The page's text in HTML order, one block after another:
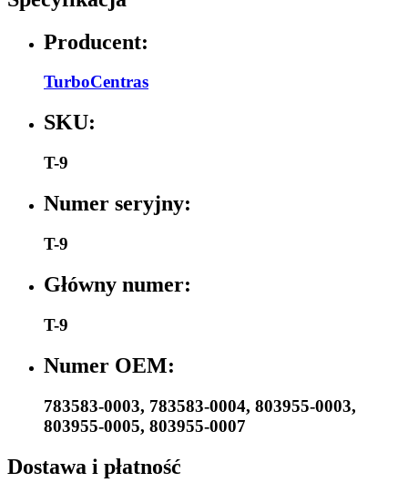
Producent:
TurboCentras
SKU:
T-9
Numer seryjny:
T-9
Główny numer:
T-9
Numer OEM:
783583-0003, 783583-0004, 803955-0003,
803955-0005, 803955-0007
Dostawa i płatność